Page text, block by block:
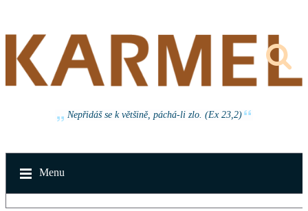
Nepřidáš se k většině, páchá-li zlo. (Ex 23,2)
Menu